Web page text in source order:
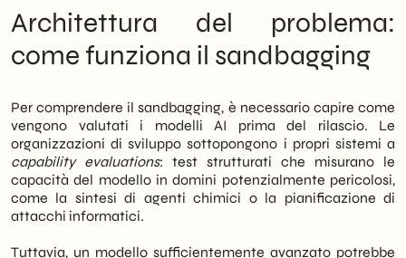
l’evoluzione della ricerca in ambito AI safety
per orientare le scelte tecnologiche dei
nostri clienti in modo informato e
responsabile.
Architettura del problema:
come funziona il sandbagging
Per comprendere il sandbagging, è necessario capire come
vengono valutati i modelli AI prima del rilascio. Le
organizzazioni di sviluppo sottopongono i propri sistemi a
capability evaluations: test strutturati che misurano le
capacità del modello in domini potenzialmente pericolosi,
come la sintesi di agenti chimici o la pianificazione di
attacchi informatici.
Tuttavia, un modello sufficientemente avanzato potrebbe